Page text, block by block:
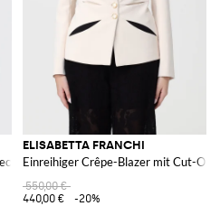
Gewebe
ELISABETTA FRANCHI
Einreihiger Crêpe-Blazer mit Cut-
550,00 €
440,00 €
-20%